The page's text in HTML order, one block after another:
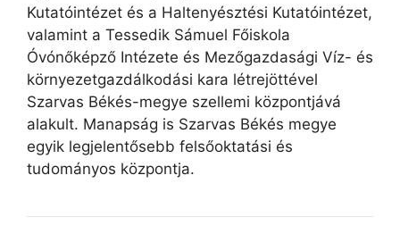
Kutatóintézet és a Haltenyésztési Kutatóintézet,
valamint a Tessedik Sámuel Főiskola
Óvónőképző Intézete és Mezőgazdasági Víz- és
környezetgazdálkodási kara létrejöttével
Szarvas Békés-megye szellemi központjává
alakult. Manapság is Szarvas Békés megye
egyik legjelentősebb felsőoktatási és
tudományos központja.